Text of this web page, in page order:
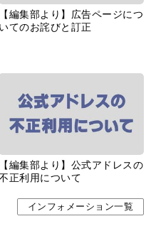
【編集部より】広告ページにつ
いてのお詫びと訂正
【編集部より】公式アドレスの
正利用について
インフォメーション一覧